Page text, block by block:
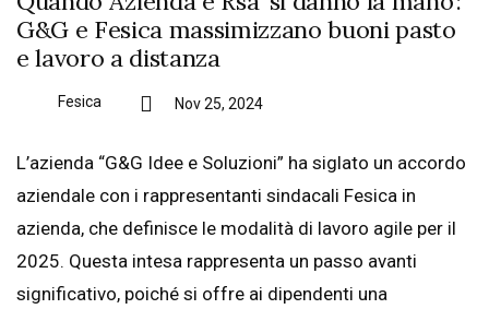
G&G e Fesica massimizzano buoni pasto
e lavoro a distanza
Fesica Nov 25, 2024
L’azienda “G&G Idee e Soluzioni” ha siglato un accordo
aziendale con i rappresentanti sindacali Fesica in
azienda, che definisce le modalità di lavoro agile per il
2025. Questa intesa rappresenta un passo avanti
significativo, poiché si offre ai dipendenti una